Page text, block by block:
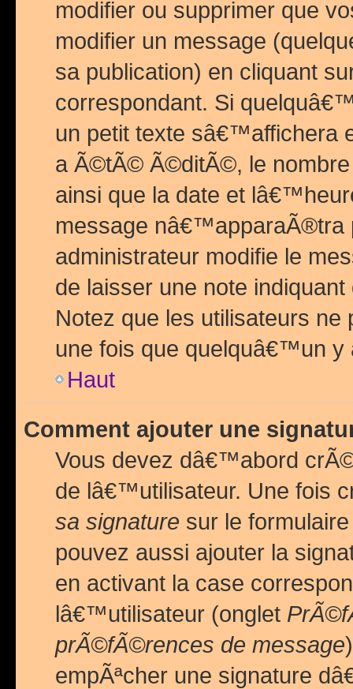
modifier ou supprimer que
modifier un message
sa publication) en cliquant
correspondant. Si
un petit texte sâ€™affichera
a Ã©tÃ© Ã©ditÃ©, le
ainsi que la date et
message nâ€™apparaÃ®tra
administrateur modifie le
de laisser une note
Notez que les utilisateurs
une fois que quelquâ€™un y
Haut
Comment ajouter une
Vous devez dâ€™abord
de lâ€™utilisateur. Une fois
sa signature sur le
pouvez aussi ajouter la
en activant la case
lâ€™utilisateur (onglet
prÃ©fÃ©rences de message
empÃªcher une signature